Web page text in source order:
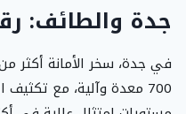
جدة والطائف:
700 معدة وآلية، مع